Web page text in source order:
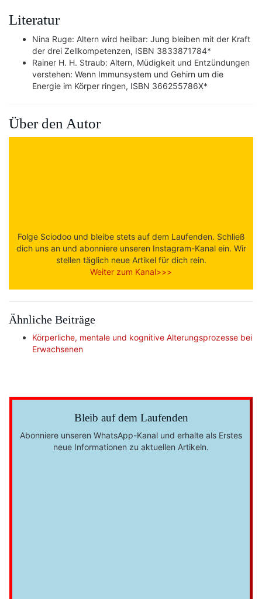
Literatur
Nina Ruge: Altern wird heilbar: Jung bleiben mit der Kraft
der drei Zellkompetenzen, ISBN 3833871784*
Rainer H. H. Straub: Altern, Müdigkeit und Entzündungen
verstehen: Wenn Immunsystem und Gehirn um die
Energie im Körper ringen, ISBN 366255786X*
Über den Autor
Folge Sciodoo und bleibe stets auf dem Laufenden. Schließ
dich uns an und abonniere unseren Instagram-Kanal ein. Wir
stellen täglich neue Artikel für dich rein.
Weiter zum Kanal>>>
Ähnliche Beiträge
Körperliche, mentale und kognitive Alterungsprozesse bei
Erwachsenen
Bleib auf dem Laufenden
Abonniere unseren WhatsApp-Kanal und erhalte als Erstes
neue Informationen zu aktuellen Artikeln.